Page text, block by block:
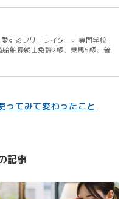
するフリーライター。専門学校
舶操縦士免許2級、乗馬5級、普
ってみて変わったこと
記事